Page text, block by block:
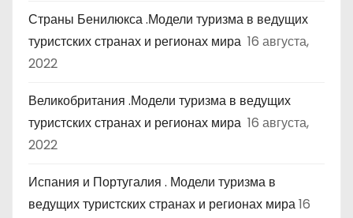
Страны Бенилюкса .Модели туризма в ведущих
туристских странах и регионах мира 16 августа,
2022
Великобритания .Модели туризма в ведущих
туристских странах и регионах мира 16 августа,
2022
Испания и Португалия . Модели туризма в
ведущих туристских странах и регионах мира16